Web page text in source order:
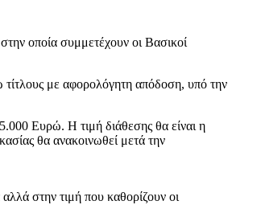
οποία συμμετέχουν οι Βασικοί
με αφορολόγητη απόδοση, υπό την
Ευρώ. Η τιμή διάθεσης θα είναι η
θα ανακοινωθεί μετά την
στην τιμή που καθορίζουν οι